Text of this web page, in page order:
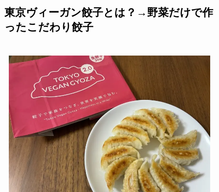
東京ヴィーガン餃子とは？→野菜だけで作
ったこだわり餃子